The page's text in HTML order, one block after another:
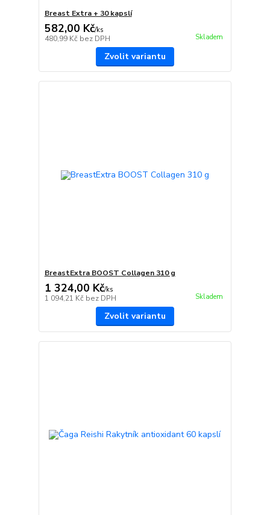
Breast Extra + 30 kapslí
582,00 Kč/ks
480,99 Kč bez DPH Skladem
Zvolit variantu
BreastExtra BOOST Collagen 310 g
1 324,00 Kč/ks
1 094,21 Kč bez DPH Skladem
Zvolit variantu